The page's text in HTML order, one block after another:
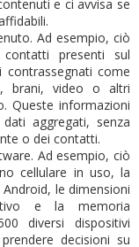
e ci avvisa se
Ad esempio, ciò
presenti sul
come
brani, video o altri
Queste informazioni
aggregati, senza
o dei contatti.
Ad esempio, ciò
cellulare in uso, la
le dimensioni
e la memoria
diversi dispositivi
decisioni su